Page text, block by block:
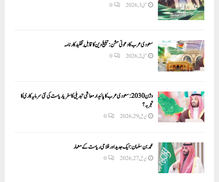
مئی 3, 2026 0
سعودی عرب کا دعوتی مشن: تبلیغ دین کا قابلِ تقلید کارنامہ
مئی 2, 2026 0
وژن 2030:سعودی عرب کا پائیدار معاشی تبدیلی کا سفر یا ریاست کی نئی سرمایہ کاری کا
تجربہ؟
اپریل 29, 2026 0
محمد بن سلمان: ایک جدید اور فلاحی ریاست کے معمار
اپریل 27, 2026 0